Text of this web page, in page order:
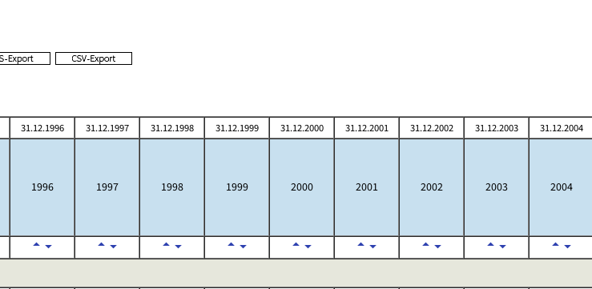
31.12.1996 31.12.1997 31.12.1998 31.12.1999 31.12.2000 31.12.2001 31.12.2002 31.12.2003 31.12.2004
1996 1997 1998 1999 2000 2001 2002 2003 2004